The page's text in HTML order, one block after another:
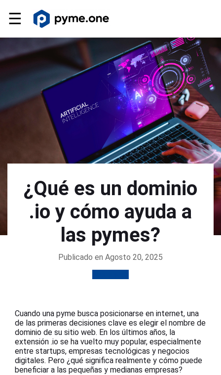
☰
¿Qué es un dominio
.io y cómo ayuda a
las pymes?
Publicado en Agosto 20, 2025
Cuando una pyme busca posicionarse en internet, una
de las primeras decisiones clave es elegir el nombre de
dominio de su sitio web. En los últimos años, la
extensión .io se ha vuelto muy popular, especialmente
entre startups, empresas tecnológicas y negocios
digitales. Pero ¿qué significa realmente y cómo puede
beneficiar a las pequeñas y medianas empresas?